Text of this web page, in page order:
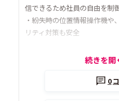
信できるため社員の自由を制
・紛失時の位置情報操作機や
リティ対策も安全
続きを開
0